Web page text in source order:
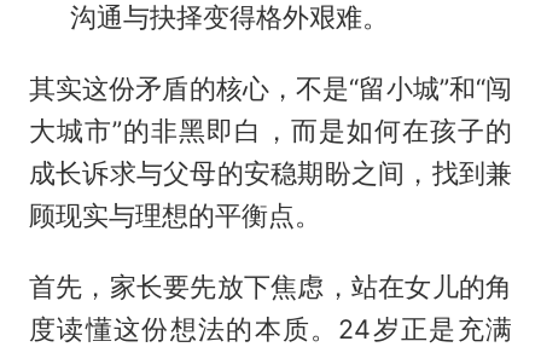
沟通与抉择变得格外艰难。
其实这份矛盾的核心，不是“留小城”和“闯
大城市”的非黑即白，而是如何在孩子的
成长诉求与父母的安稳期盼之间，找到兼
顾现实与理想的平衡点。
首先，家长要先放下焦虑，站在女儿的角
度读懂这份想法的本质。24岁正是充满